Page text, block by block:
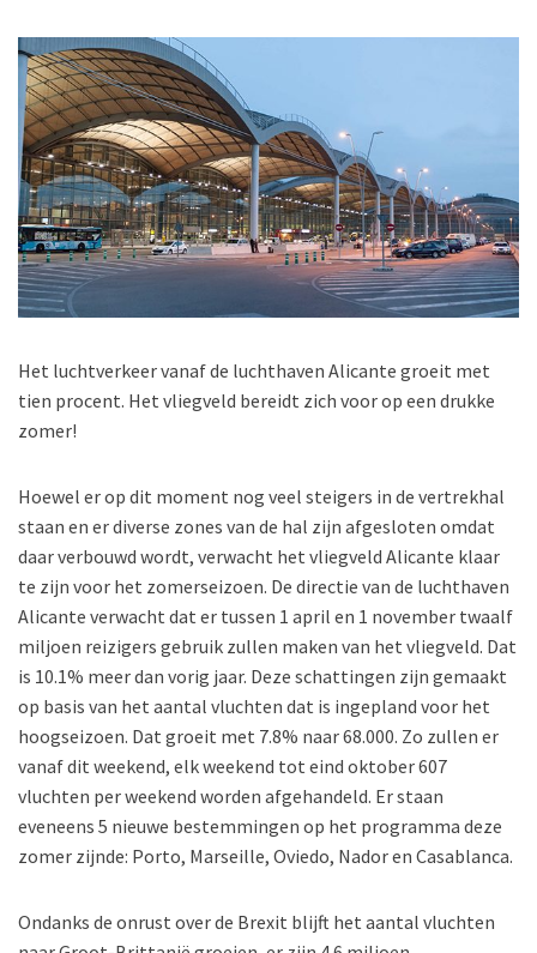
Het luchtverkeer vanaf de luchthaven Alicante groeit met
tien procent. Het vliegveld bereidt zich voorop een drukke
zomer!
Hoewel er op dit moment nog veel steigers in de vertrekhal
staan en er diverse zones van de hal zijn afgesloten omdat
daar verbouwd wordt, verwacht het vliegveld Alicante klaar
te zijn voor het zomerseizoen. De directie van de luchthaven
Alicante verwacht dat er tussen 1 april en 1 november twaalf
miljoen reizigers gebruik zullen maken van het vliegveld. Dat
is 10.1% meer dan vorig jaar. Deze schattingen zijn gemaakt
op basis van het aantal vluchten dat is ingepland voor het
hoogseizoen. Dat groeit met 7.8% naar 68.000. Zo zullen er
vanaf dit weekend, elk weekend tot eind oktober 607
vluchten per weekend worden afgehandeld. Er staan
eveneens 5 nieuwe bestemmingen op het programma deze
zomer zijnde: Porto, Marseille, Oviedo, Nador en Casablanca.
Ondanks de onrust over de Brexit blijft het aantal vluchten